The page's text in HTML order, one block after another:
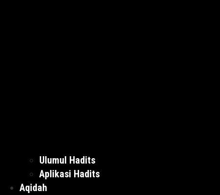
Ulumul Hadits
Aplikasi Hadits
Aqidah